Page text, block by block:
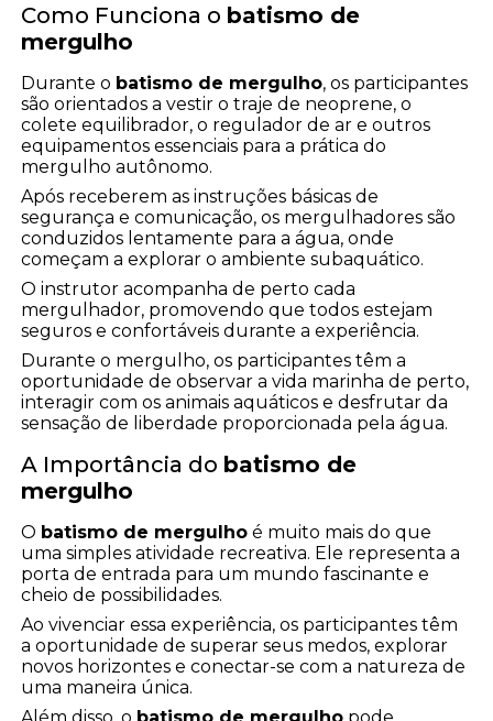
Como Funciona o batismo de
mergulho
Durante o batismo de mergulho, os participantes
são orientados a vestir o traje de neoprene, o
colete equilibrador, o regulador de ar e outros
equipamentos essenciais para a prática do
mergulho autônomo.
Após receberem as instruções básicas de
segurança e comunicação, os mergulhadores são
conduzidos lentamente para a água, onde
começam a explorar o ambiente subaquático.
O instrutor acompanha de perto cada
mergulhador, promovendo que todos estejam
seguros e confortáveis durante a experiência.
Durante o mergulho, os participantes têm a
oportunidade de observar a vida marinha de perto,
interagir com os animais aquáticos e desfrutar da
sensação de liberdade proporcionada pela água.
A Importância do batismo de
mergulho
O batismo de mergulho é muito mais do que
uma simples atividade recreativa. Ele representa a
porta de entrada para um mundo fascinante e
cheio de possibilidades.
Ao vivenciar essa experiência, os participantes têm
a oportunidade de superar seus medos, explorar
novos horizontes e conectar-se com a natureza de
uma maneira única.